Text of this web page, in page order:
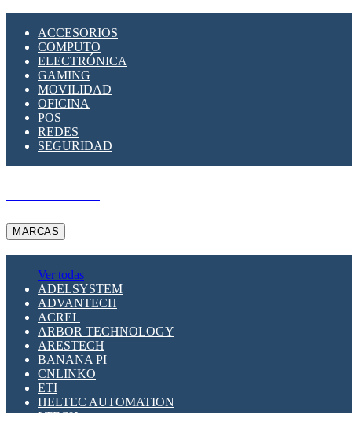
ACCESORIOS
COMPUTO
ELECTRÓNICA
GAMING
MOVILIDAD
OFICINA
POS
REDES
SEGURIDAD
MARCAS
Ver todas
ADELSYSTEM
ADVANTECH
ACREL
ARBOR TECHNOLOGY
ARESTECH
BANANA PI
CNLINKO
ETI
HELTEC AUTOMATION
LTECH